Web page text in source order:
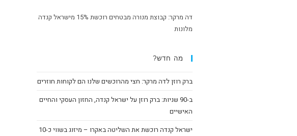
דה מרקר: קבוצת מנורה מבטחים רוכשת 15% מישראל קנדה
מלונות
מה חדש?
ברק רוזן לדה מרקר: חצי מהרוכשים שלנו הם לקוחות חוזרים
ב-90 שניות: ברק רוזן על ישראל קנדה, החזון העסקי והחיים
האישיים
ישראל קנדה רוכשת את השליטה באקרו – מיזוג בשווי כ-10